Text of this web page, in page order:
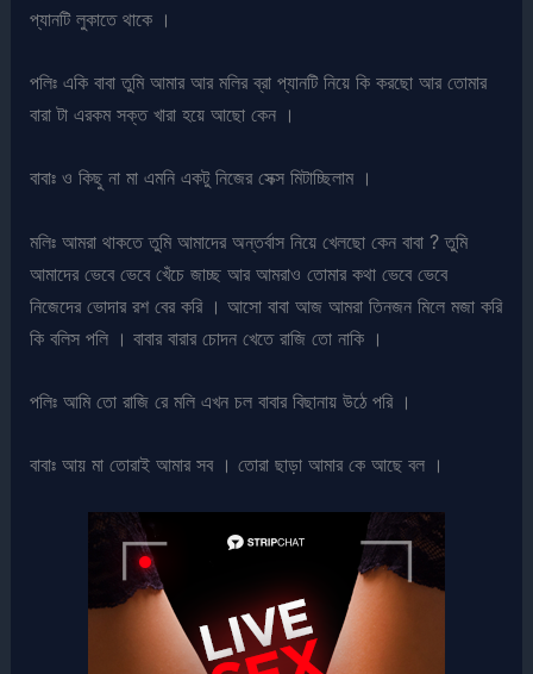
প্যানটি লুকাতে থাকে ।
পলিঃ একি বাবা তুমি আমার আর মলির ব্রা প্যানটি নিয়ে কি করছো আর তোমার
বারা টা এরকম সক্ত খারা হয়ে আছো কেন ।
বাবাঃ ও কিছু না মা এমনি একটু নিজের সেক্স মিটাচ্ছিলাম ।
মলিঃ আমরা থাকতে তুমি আমাদের অন্তর্বাস নিয়ে খেলছো কেন বাবা ? তুমি
আমাদের ভেবে ভেবে খেঁচে জাচ্ছ আর আমরাও তোমার কথা ভেবে ভেবে
নিজেদের ভোদার রশ বের করি । আসো বাবা আজ আমরা তিনজন মিলে মজা করি
কি বলিস পলি । বাবার বারার চোদন খেতে রাজি তো নাকি ।
পলিঃ আমি তো রাজি রে মলি এখন চল বাবার বিছানায় উঠে পরি ।
বাবাঃ আয় মা তোরাই আমার সব । তোরা ছাড়া আমার কে আছে বল ।